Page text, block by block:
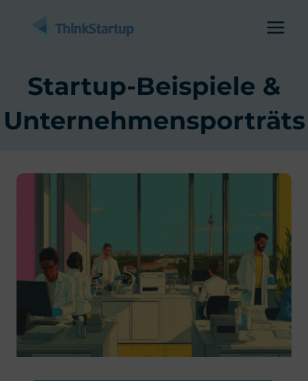
Startup-Beispiele &
Unternehmensporträts